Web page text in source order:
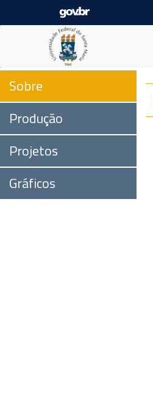
Sobre
Produção
Projetos
Gráficos